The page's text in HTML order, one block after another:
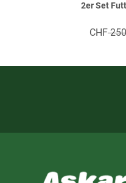
2er Set
CHF